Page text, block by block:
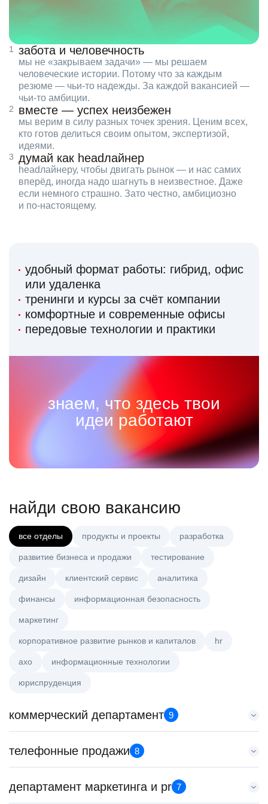
забота и человечность
мы не «закрываем задачи» — мы решаем
человеческие истории. Потому что за каждым
резюме — чьи‑то надежды. За каждой вакансией —
чьи‑то амбиции.
вместе — успех неизбежен
мы верим в силу разных точек зрения. Ценим всех,
кто готов делиться своим опытом, экспертизой,
идеями.
думай как headлайнер
headлайнеру, чтобы двигать рынок — и нас самих
вперёд, иногда надо шагнуть в неизвестное. Даже
если немного страшно. Зато честно, амбициозно
и по‑настоящему.
удобный формат работы: гибрид, офис
или удаленка
тренинги и курсы за счёт компании
комфортные и современные офисы
передовые технологии и практики
знаем, что здесь твои
идеи работают
найди свою вакансию
все отделы продукты и проекты разработка
развитие бизнеса и продажи тестирование
дизайн клиентский сервис аналитика
финансы информационная безопасность
маркетинг
корпоративное развитие рынков и капиталов hr
axo информационные технологии
юриспруденция
коммерческий департамент 9
Тренер по развитию компетенций продаж
HeadHunter::Коммерческий департамент
з/п не указана
телефонные продажи 8
Менеджер по продажам в сегменте среднего и крупного
бизнеса
департамент маркетинга и pr 7